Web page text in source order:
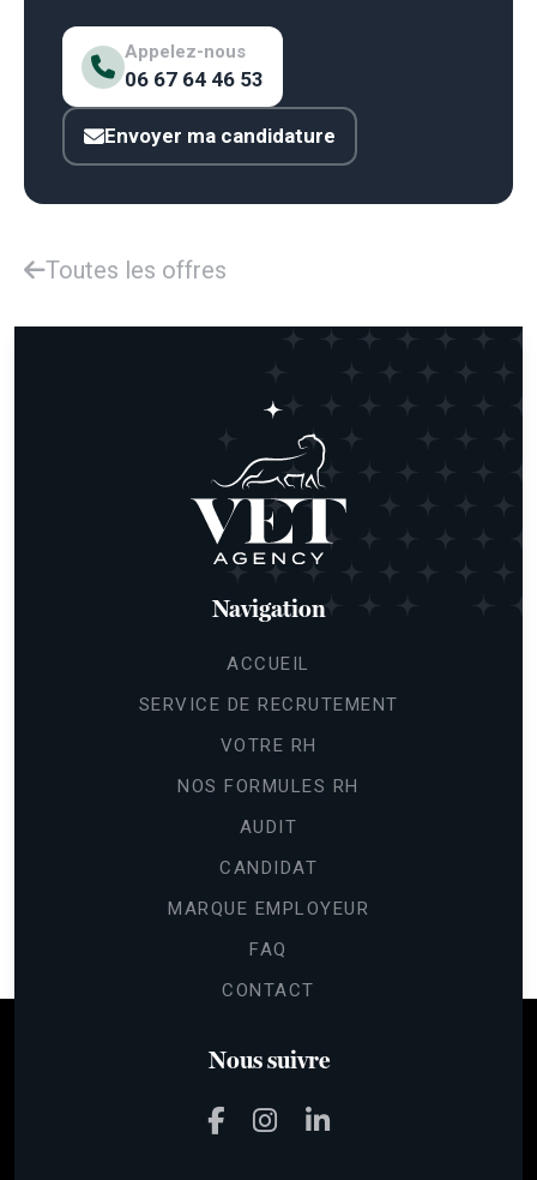
Appelez-nous
06 67 64 46 53
Envoyer ma candidature
Toutes les offres
Navigation
ACCUEIL
SERVICE DE RECRUTEMENT
VOTRE RH
NOS FORMULES RH
AUDIT
CANDIDAT
MARQUE EMPLOYEUR
FAQ
CONTACT
Nous suivre